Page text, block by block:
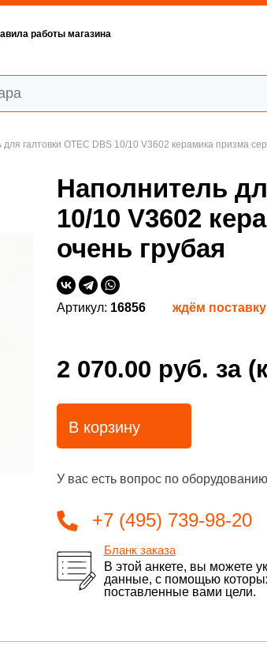
работы магазина
галтовки OTEC DBS 10/10 V3602 керамика призма
Наполнитель
10/10 V3602
очень грубая
Артикул: 16856 ждём поставку
2 070.00 руб. за
В корзину
У вас есть вопрос по
+7 (495) 739-98-20
Бланк заказа
В этой анкете, вы можете
данные, с помощью
поставленные вами цели.